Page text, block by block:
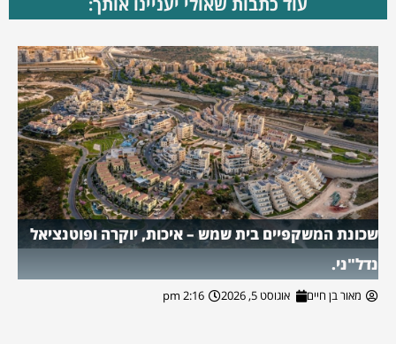
שכונת המשקפיים בית שמש – איכות, יוקרה ופוטנציאל
נדל"ני.
מאור בן חיים אוגוסט 5, 2026 2:16 pm